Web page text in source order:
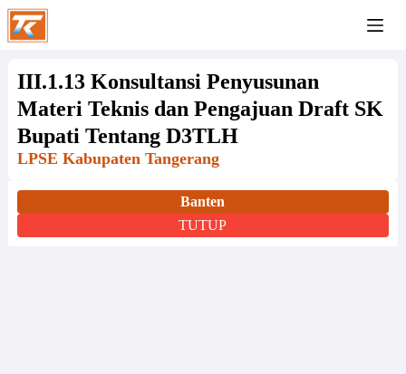
III.1.13 Konsultansi Penyusunan
Materi Teknis dan Pengajuan Draft SK
Bupati Tentang D3TLH
LPSE Kabupaten Tangerang
Banten
TUTUP